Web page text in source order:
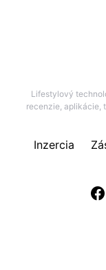
Lifestylový
recenzie, aplikácie,
Inzercia